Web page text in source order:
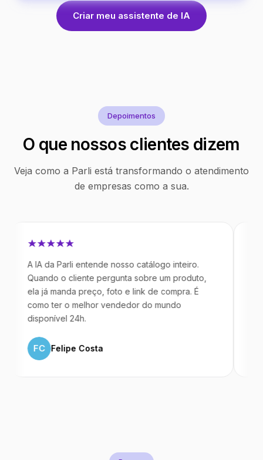
Criar meu assistente de IA
Depoimentos
O que nossos clientes dizem
Veja como a Parli está transformando o atendimento
de empresas como a sua.
A IA da Parli entende nosso catálogo inteiro.
Quando o cliente pergunta sobre um produto,
ela já manda preço, foto e link de compra. É
como ter o melhor vendedor do mundo
disponível 24h.
Felipe Costa